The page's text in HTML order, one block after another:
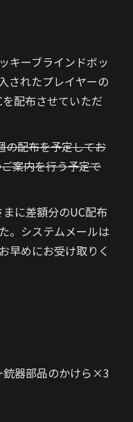
キーブラインドボッ
されたプレイヤーの
配布させていただ
配布を予定してお
案内を行う予定で
まに差額分のUC配布
。システムメールは
早めにお受け取りく
銃器部品のかけら×3